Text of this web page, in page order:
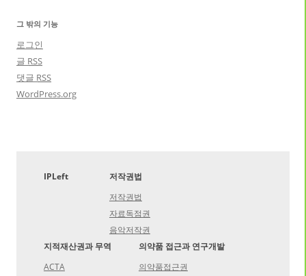
그 밖의 기능
로그인
글 RSS
댓글 RSS
WordPress.org
IPLeft
저작권법
저작권법
자료독점권
음악저작권
지적재산권과 무역
ACTA
의약품 접근과 연구개발
의약품접근권